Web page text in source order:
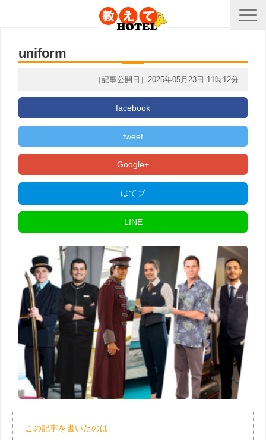
uniform
［記事公開日］2025年05月23日 11時12分
facebook
tweet
Google+
はてブ
LINE
この記事を書いたのは